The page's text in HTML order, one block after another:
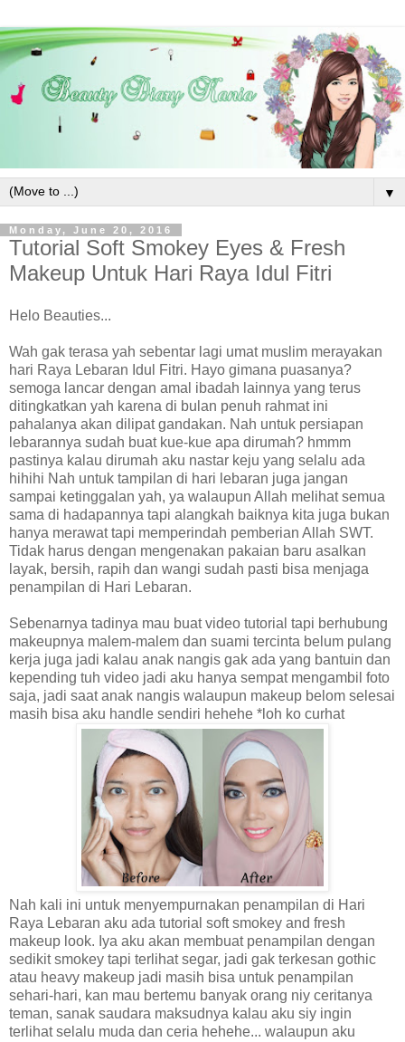
▼
Monday, June 20, 2016
Tutorial Soft Smokey Eyes & Fresh
Makeup Untuk Hari Raya Idul Fitri
Helo Beauties...
Wah gak terasa yah sebentar lagi umat muslim merayakan
hari Raya Lebaran Idul Fitri. Hayo gimana puasanya?
semoga lancar dengan amal ibadah lainnya yang terus
ditingkatkan yah karena di bulan penuh rahmat ini
pahalanya akan dilipat gandakan. Nah untuk persiapan
lebarannya sudah buat kue-kue apa dirumah? hmmm
pastinya kalau dirumah aku nastar keju yang selalu ada
hihihi Nah untuk tampilan di hari lebaran juga jangan
sampai ketinggalan yah, ya walaupun Allah melihat semua
sama di hadapannya tapi alangkah baiknya kita juga bukan
hanya merawat tapi memperindah pemberian Allah SWT.
Tidak harus dengan mengenakan pakaian baru asalkan
layak, bersih, rapih dan wangi sudah pasti bisa menjaga
penampilan di Hari Lebaran.
Sebenarnya tadinya mau buat video tutorial tapi berhubung
makeupnya malem-malem dan suami tercinta belum pulang
kerja juga jadi kalau anak nangis gak ada yang bantuin dan
kepending tuh video jadi aku hanya sempat mengambil foto
saja, jadi saat anak nangis walaupun makeup belom selesai
masih bisa aku handle sendiri hehehe *loh ko curhat
Nah kali ini untuk menyempurnakan penampilan di Hari
Raya Lebaran aku ada tutorial soft smokey and fresh
makeup look. Iya aku akan membuat penampilan dengan
sedikit smokey tapi terlihat segar, jadi gak terkesan gothic
atau heavy makeup jadi masih bisa untuk penampilan
sehari-hari, kan mau bertemu banyak orang niy ceritanya
teman, sanak saudara maksudnya kalau aku siy ingin
terlihat selalu muda dan ceria hehehe... walaupun aku